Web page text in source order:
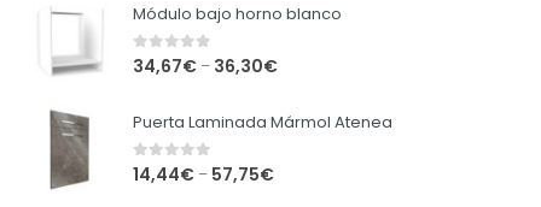
Módulo bajo horno blanco
0out of 5
34,67€ – 36,30€
Puerta Laminada Mármol Atenea
0 out of 5
14,44€ – 57,75€